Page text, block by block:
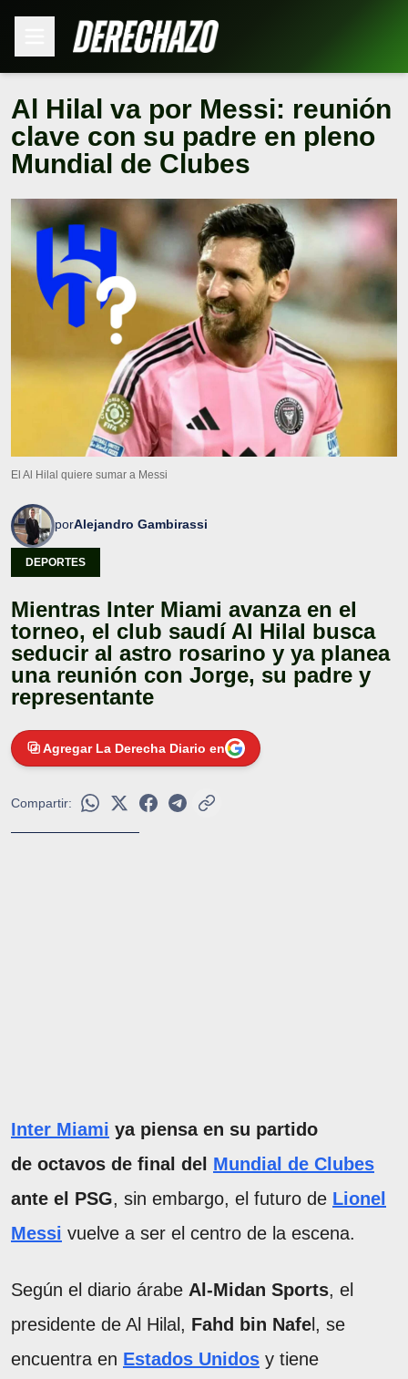
Al Hilal va por Messi: reunión
clave con su padre en pleno
Mundial de Clubes
El Al Hilal quiere sumar a Messi
porAlejandro Gambirassi
DEPORTES
Mientras Inter Miami avanza en el
torneo, el club saudí Al Hilal busca
seducir al astro rosarino y ya planea
una reunión con Jorge, su padre y
representante
Agregar La Derecha Diario en
Compartir:
Inter Miami ya piensa en su partido
de octavos de final del Mundial de Clubes
ante el PSG, sin embargo, el futuro de Lionel
Messi vuelve a ser el centro de la escena.
Según el diario árabe Al-Midan Sports, el
presidente de Al Hilal, Fahd bin Nafe l, se
encuentra en Estados Unidos y tiene